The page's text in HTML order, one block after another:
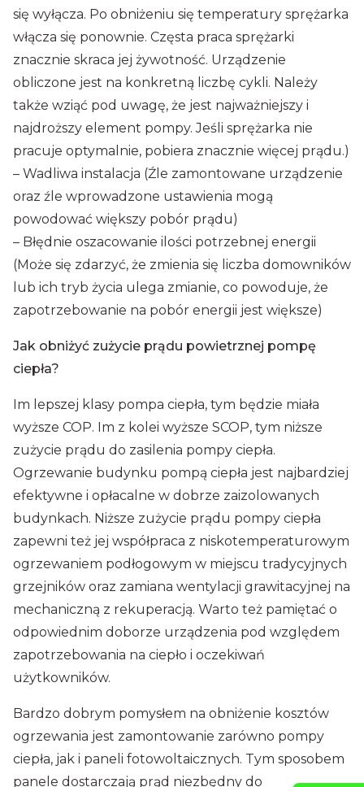
się wyłącza. Po obniżeniu się temperatury sprężarka
włącza się ponownie. Częsta praca sprężarki
znacznie skraca jej żywotność. Urządzenie
obliczone jest na konkretną liczbę cykli. Należy
także wziąć pod uwagę, że jest najważniejszy i
najdroższy element pompy. Jeśli sprężarka nie
pracuje optymalnie, pobiera znacznie więcej prądu.)
– Wadliwa instalacja (Źle zamontowane urządzenie
oraz źle wprowadzone ustawienia mogą
powodować większy pobór prądu)
– Błędnie oszacowanie ilości potrzebnej energii
(Może się zdarzyć, że zmienia się liczba domowników
lub ich tryb życia ulega zmianie, co powoduje, że
zapotrzebowanie na pobór energii jest większe)
Jak obniżyć zużycie prądu powietrznej pompę
ciepła?
Im lepszej klasy pompa ciepła, tym będzie miała
wyższe COP. Im z kolei wyższe SCOP, tym niższe
zużycie prądu do zasilenia pompy ciepła.
Ogrzewanie budynku pompą ciepła jest najbardziej
efektywne i opłacalne w dobrze zaizolowanych
budynkach. Niższe zużycie prądu pompy ciepła
zapewni też jej współpraca z niskotemperaturowym
ogrzewaniem podłogowym w miejscu tradycyjnych
grzejników oraz zamiana wentylacji grawitacyjnej na
mechaniczną z rekuperacją. Warto też pamiętać o
odpowiednim doborze urządzenia pod względem
zapotrzebowania na ciepło i oczekiwań
użytkowników.
Bardzo dobrym pomysłem na obniżenie kosztów
ogrzewania jest zamontowanie zarówno pompy
ciepła, jak i paneli fotowoltaicznych. Tym sposobem
panele dostarczają prąd niezbędny do